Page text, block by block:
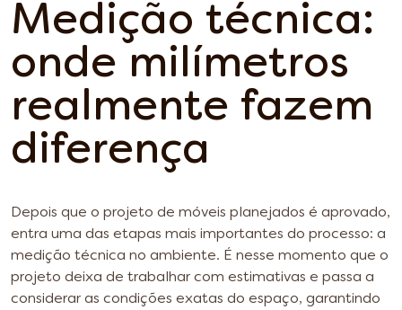
Medição técnica:
onde milímetros
realmente fazem
diferença
Depois que o projeto de móveis planejados é aprovado,
entra uma das etapas mais importantes do processo: a
medição técnica no ambiente. É nesse momento que o
projeto deixa de trabalhar com estimativas e passa a
considerar as condições exatas do espaço, garantindo